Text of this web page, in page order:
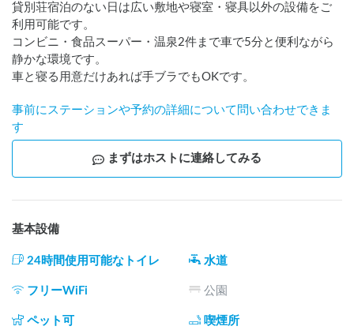
貸別荘宿泊のない日は広い敷地や寝室・寝具以外の設備をご
利用可能です。
コンビニ・食品スーパー・温泉2件まで車で5分と便利ながら
静かな環境です。
車と寝る用意だけあれば手ブラでもOKです。
事前にステーションや予約の詳細について問い合わせできま
す
まずはホストに連絡してみる
基本設備
24時間使用可能なトイレ 水道
フリーWiFi 公園
ペット可 喫煙所